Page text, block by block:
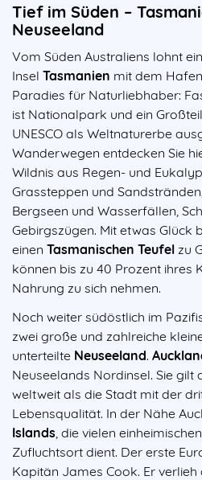
Tief im Süden –
Neuseeland
Vom Süden Australiens lohnt
Insel Tasmanien mit dem
Paradies für Naturliebhaber:
ist Nationalpark und ein
UNESCO als Weltnaturerbe
Wanderwegen entdecken Sie
Wildnis aus Regen- und
Grassteppen und
Bergseen und Wasserfällen,
Gebirgszügen. Mit etwas Glück
einen Tasmanischen Teufel zu
können bis zu 40 Prozent ihres
Nahrung zu sich nehmen.
Noch weiter südöstlich im
zwei große und zahlreiche
unterteilte Neuseeland.
Neuseelands Nordinsel. Sie gilt
weltweit als die Stadt mit der
Lebensqualität. In der Nähe
Islands , die vielen
Zufluchtsort dient. Der erste
Kapitän James Cook. Er verlieh